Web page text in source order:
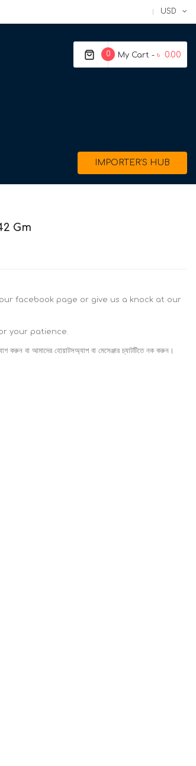
USD
My Cart - ৳ 0.00
0
IMPORTER’S HUB
Gm
facebook page or give us a knock at our
your patience.
করুন বা আমাদের হোয়াটসঅ্যাপ বা মেসেঞ্জার চ্যাটটিতে নক করুন।